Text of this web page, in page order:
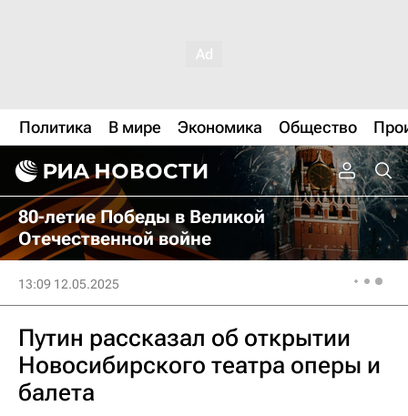
Политика В мире Экономика Общество
80-летие Победы в Великой
Отечественной войне
13:09 12.05.2025
Путин рассказал об открытии
Новосибирского театра оперы и
балета